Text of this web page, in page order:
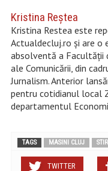
Kristina Reştea
Kristina Restea este
Actualdecluj.ro și are o
absolventă a Facultății
ale Comunicării, din
Jurnalism. Anterior
pentru cotidianul local
departamentul
TAGS MASINI CLUJ
TWITTER